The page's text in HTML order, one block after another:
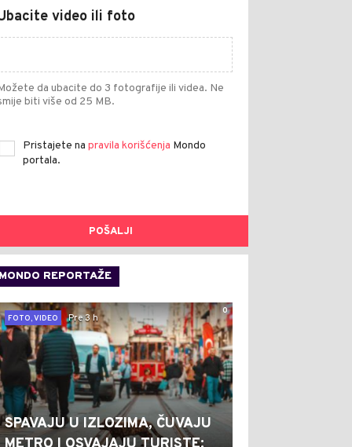
video ili foto
da ubacite do 3 fotografije ili videa. Ne
biti više od 25 MB.
Pristajete na pravila korišćenja Mondo
portala.
POŠALJI
MONDO REPORTAŽE
0
FOTO, VIDEO
Pre 3 h
SPAVAJU U IZLOZIMA, ČUVAJU